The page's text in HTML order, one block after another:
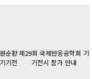
순환
기전
제29회 국제반응공학회 기
기전시 참가 안내